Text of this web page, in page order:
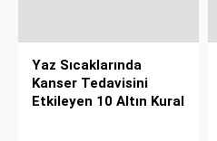
Yaz Sıcaklarında
Kanser Tedavisini
Etkileyen 10 Altın Kural